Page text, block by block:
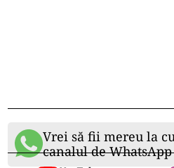
Vrei să fii mereu la
canalul de WhatsApp